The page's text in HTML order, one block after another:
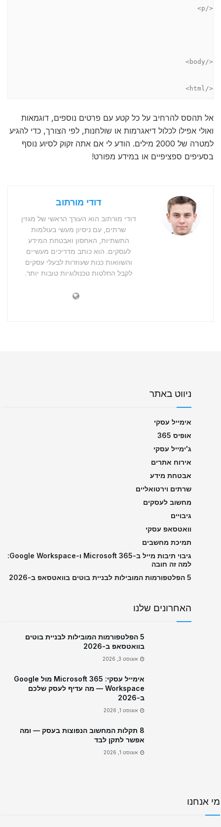
</p>
</body>
</html>
אל תהסס להרחיב על כל קטע עם פרטים נוספים, דוגמאות
ואולי אפילו לכלול דיאגרמות או שולחנות, לפי הצורך, כדי להגיע
למטרה של 2000 מילים. הודע לי אם אתה זקוק לסיוע נוסף
בסעיפים ספציפיים או במידע מפורט!
דודי מורתוב
דודי מורתוב הוא העורך הראשי של מגזין
שרתים, עם ניסיון מעשי בעולמות
התשתיות, האחסון ואבטחת המידע
לעסקים. הוא כותב מדריכים מעשיים
והשוואות כנות שעוזרות לבעלי עסקים
לקבל החלטות טכנולוגיות טובות יותר.
ניווט באתר
אימייל עסקי
אופיס 365
ג'ימייל עסקי
אירוח אתרים
אבטחת מידע
שרתים וירטואליים
מחשוב לעסקים
גיבויים
וואטסאפ עסקי
תמיכת מחשבים
גיבוי תיבות מייל ב-Microsoft 365 ו-Google Workspace:
למה זה חובה
5 הפלטפורמות המובילות לבניית בוטים בוואטסאפ ב-2026
האחרונים שלנו
5 הפלטפורמות המובילות לבניית בוטים
בוואטסאפ ב-2026
אוגוסט 3, 2026
אימייל עסקי: Microsoft 365 מול Google
Workspace — מה עדיף לעסק שלכם
ב-2026
אוגוסט 1, 2026
8 תקלות המחשוב הנפוצות בעסק — ומה
אפשר לתקן לבד
אוגוסט 1, 2026
מי אנחנו